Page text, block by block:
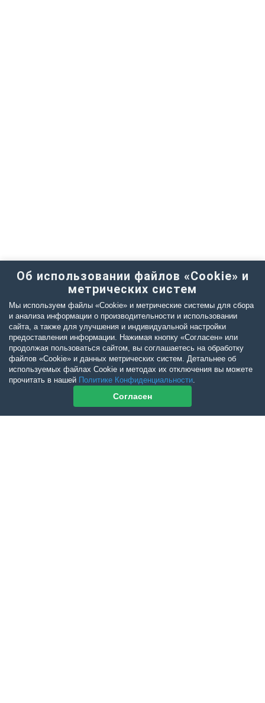
Об использовании файлов «Cookie» и
метрических систем
Мы используем файлы «Cookie» и метрические системы для сбора
и анализа информации о производительности и использовании
сайта, а также для улучшения и индивидуальной настройки
предоставления информации. Нажимая кнопку «Согласен» или
продолжая пользоваться сайтом, вы соглашаетесь на обработку
файлов «Cookie» и данных метрических систем. Детальнее об
используемых файлах Cookie и методах их отключения вы можете
прочитать в нашей Политике Конфиденциальности.
Согласен